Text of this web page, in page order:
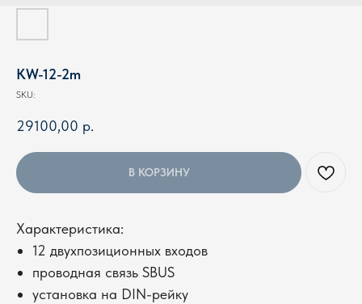
KW-12-2m
SKU:
29100,00 р.
В КОРЗИНУ
Характеристика:
12 двухпозиционных входов
проводная связь SBUS
установка на DIN-рейку